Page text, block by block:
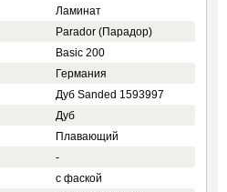
Ламинат
Parador (Парадор)
Basic 200
Германия
Дуб Sanded 1593997
Дуб
Плавающий
-
с фаской